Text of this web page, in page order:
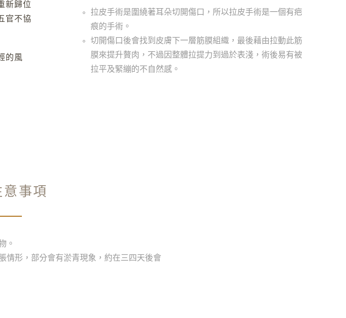
新歸位
官不協
的風
拉皮手術是圍繞著耳朵切開傷口，所以拉皮手術是一個有疤
痕的手術。
切開傷口後會找到皮膚下一層筋膜組織，最後藉由拉動此筋
膜來提升贅肉，不過因整體拉提力到過於表淺，術後易有被
拉平及緊繃的不自然感。
事項
。
情形，部分會有淤青現象，約在三四天後會